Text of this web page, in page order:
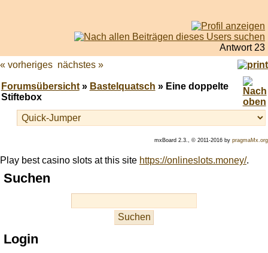
Antwort 23
« vorheriges nächstes »
Forumsübersicht» Bastelquatsch » Eine doppelte
Stiftebox
mxBoard 2.3., © 2011-2016 by pragmaMx.org
Play best casino slots at this site https://onlineslots.money/.
Suchen
Login